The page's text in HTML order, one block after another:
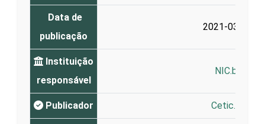
Data de
publicação
2021-03-03
Instituição
responsável
NIC.br
Publicador Cetic.br